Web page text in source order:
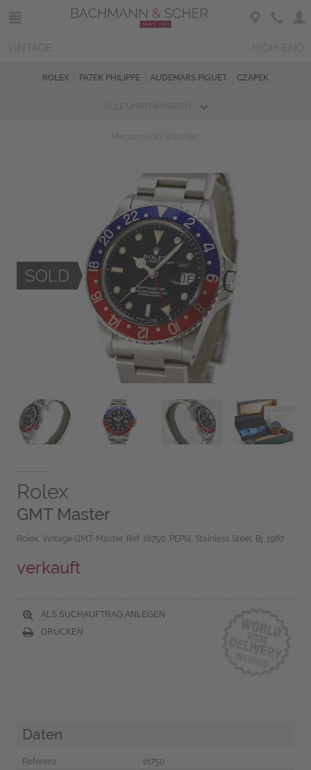
ROLEX PATEK PHILIPPE AUDEMARS PIGUET CZAPEK
Rolex
GMT Master
Rolex, Vintage GMT-Master, Ref. 16750, PEPSI, Stainless Steel, Bj. 1987
verkauft
ALS SUCHAUFTRAG ANLEGEN
DRUCKEN
Daten
Referenz
16750